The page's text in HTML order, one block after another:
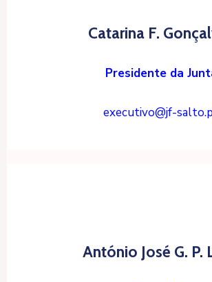
Catarina F.
Presidente da
executivo@jf-
António José G. P.